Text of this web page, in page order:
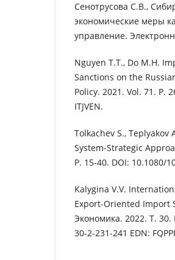
Сенотрусова С.В.,
экономические меры
управление.
Nguyen T.T., Do M.H.
Sanctions on the
Policy. 2021. Vol. 71. P.
ITJVEN.
Tolkachev S.,
System-Strategic
P. 15-40. DOI: 10.1080/
Kalygina V.V.
Export-Oriented Import
Экономика. 2022. Т.
30-2-231-241 EDN: